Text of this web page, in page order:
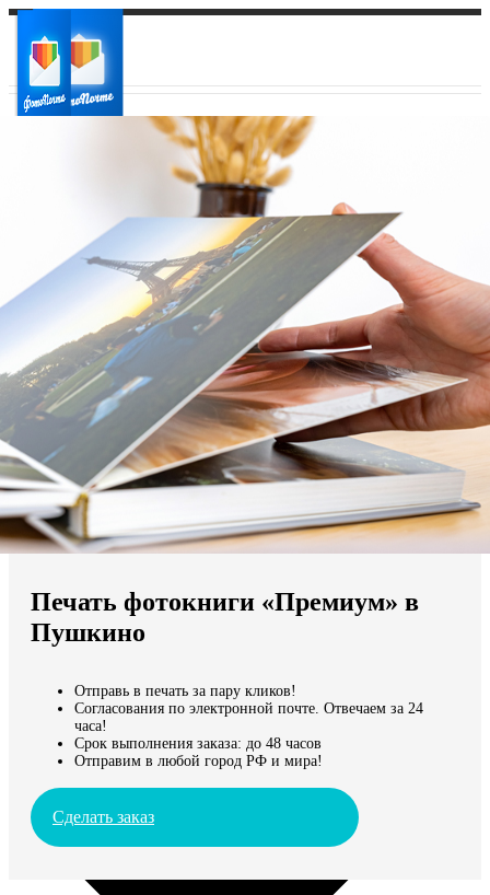
Ваш регион доставки
Выберите из списка:
Мы доставляем по всему миру
Продолжить без города
Печать фотокниги «Премиум» в
Пушкино
Отправь в печать за пару кликов!
Согласования по электронной почте. Отвечаем за 24
часа!
Срок выполнения заказа: до 48 часов
Отправим в любой город РФ и мира!
Сделать заказ